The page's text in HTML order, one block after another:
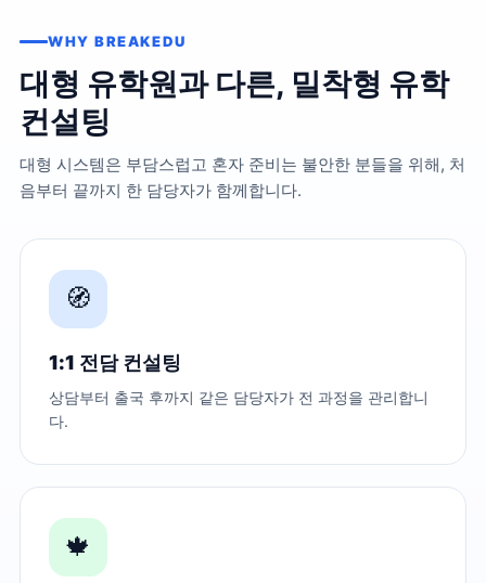
WHY BREAKEDU
대형 유학원과 다른, 밀착형 유학
컨설팅
대형 시스템은 부담스럽고 혼자 준비는 불안한 분들을 위해, 처
음부터 끝까지 한 담당자가 함께합니다.
🧭
1:1 전담 컨설팅
상담부터 출국 후까지 같은 담당자가 전 과정을 관리합니
다.
🍁